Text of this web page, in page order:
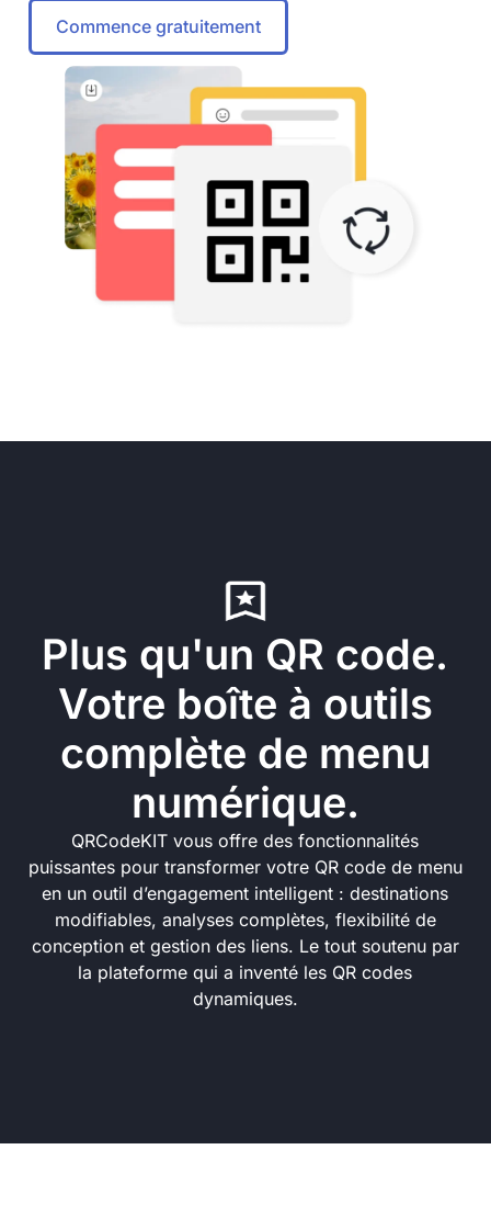
Commence gratuitement
Plus qu'un QR code.
Votre boîte à outils
complète de menu
numérique.
QRCodeKIT vous offre des fonctionnalités
puissantes pour transformer votre QR code de menu
en un outil d’engagement intelligent : destinations
modifiables, analyses complètes, flexibilité de
conception et gestion des liens. Le tout soutenu par
la plateforme qui a inventé les QR codes
dynamiques.